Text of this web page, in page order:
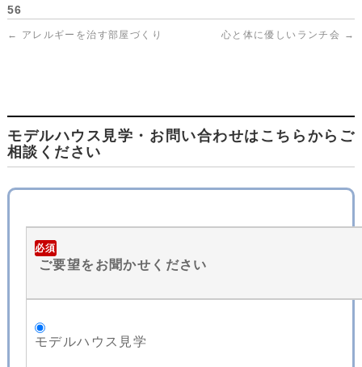
56
← アレルギーを治す部屋づくり 心と体に優しいランチ会 →
モデルハウス見学・お問い合わせはこちらからご
相談ください
必須
ご要望をお聞かせください
モデルハウス見学